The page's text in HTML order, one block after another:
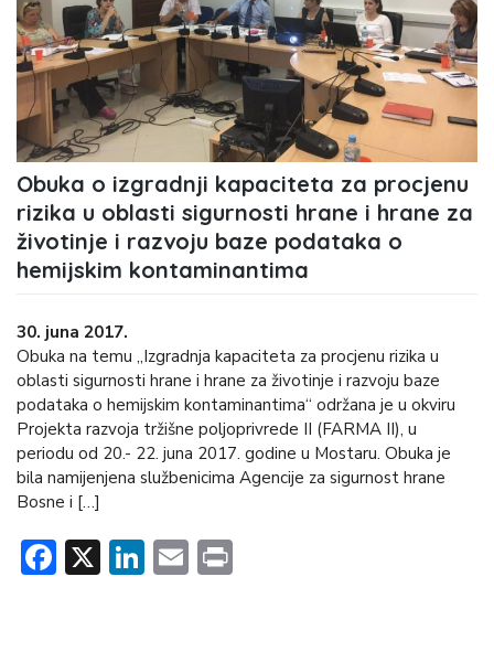
Obuka o izgradnji kapaciteta za procjenu
rizika u oblasti sigurnosti hrane i hrane za
životinje i razvoju baze podataka o
hemijskim kontaminantima
30. juna 2017.
Obuka na temu „Izgradnja kapaciteta za procjenu rizika u
oblasti sigurnosti hrane i hrane za životinje i razvoju baze
podataka o hemijskim kontaminantima“ održana je u okviru
Projekta razvoja tržišne poljoprivrede II (FARMA II), u
periodu od 20.- 22. juna 2017. godine u Mostaru. Obuka je
bila namijenjena službenicima Agencije za sigurnost hrane
Bosne i […]
Facebook
X LinkedIn
Email